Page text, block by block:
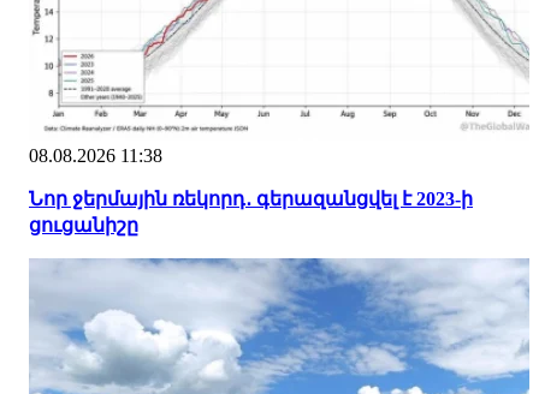
08.08.2026 11:38
Նոր ջերմային ռեկորդ․ գերազանցվել է 2023-ի
ցուցանիշը